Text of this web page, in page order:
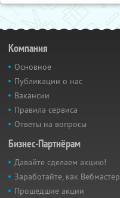
Компания
Основное
Публикации о нас
Вакансии
Правила сервиса
Ответы на вопросы
Бизнес-Партнёрам
Давайте сделаем акцию!
Заработайте, как Вебмастер
Прошедшие акции